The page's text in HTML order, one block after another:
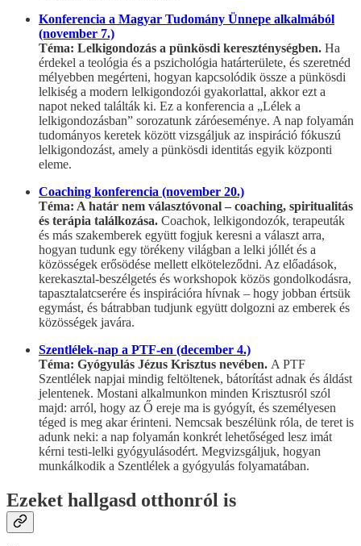
Konferencia a Magyar Tudomány Ünnepe alkalmából
(november 7.)
Téma: Lelkigondozás a pünkösdi kereszténységben. Ha
érdekel a teológia és a pszichológia határterülete, és szeretnéd
mélyebben megérteni, hogyan kapcsolódik össze a pünkösdi
lelkiség a modern lelkigondozói gyakorlattal, akkor ezt a
napot neked találták ki. Ez a konferencia a „Lélek a
lelkigondozásban” sorozatunk záróeseménye. A nap folyamán
tudományos keretek között vizsgáljuk az inspiráció fókuszú
lelkigondozást, amely a pünkösdi identitás egyik központi
eleme.
Coaching konferencia (november 20.)
Téma: A határ nem választóvonal – coaching, spiritualitás
és terápia találkozása. Coachok, lelkigondozók, terapeuták
és más szakemberek együtt fogjuk keresni a választ arra,
hogyan tudunk egy törékeny világban a lelki jóllét és a
közösségek erősödése mellett elköteleződni. Az előadások,
kerekasztal-beszélgetés és workshopok közös gondolkodásra,
tapasztalatcserére és inspirációra hívnak – hogy jobban értsük
egymást, és bátrabban tudjunk együtt dolgozni az emberek és
közösségek javára.
Szentlélek-nap a PTF-en (december 4.)
Téma: Gyógyulás Jézus Krisztus nevében. A PTF
Szentlélek napjai mindig feltöltenek, bátorítást adnak és áldást
jelentenek. Mostani alkalmunkon minden Krisztusról szól
majd: arról, hogy az Ő ereje ma is gyógyít, és személyesen
téged is meg akar érinteni. Nemcsak beszélünk róla, de teret is
adunk neki: a nap folyamán konkrét lehetőséged lesz imát
kérni testi-lelki gyógyulásodért. Megvizsgáljuk, hogyan
munkálkodik a Szentlélek a gyógyulás folyamatában.
Ezeket hallgasd otthonról is